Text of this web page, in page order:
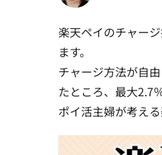
楽天ペイのチャー
ます。
チャージ方法が自
たところ、最大2.7
ポイ活主婦が考え